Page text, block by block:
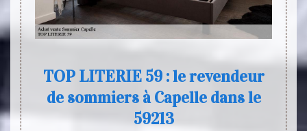
ne
se
TOP LITERIE 59 : le revendeur
de sommiers à Capelle dans le
59213
Il